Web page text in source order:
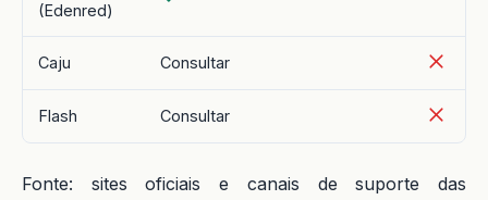
(Edenred)
Caju Consultar
Flash Consultar
Fonte: sites oficiais e canais de suporte das